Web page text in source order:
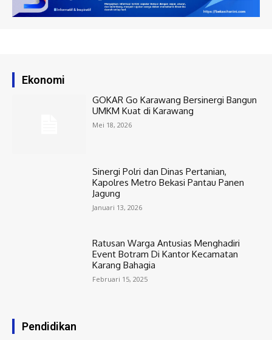
Ekonomi
GOKAR Go Karawang Bersinergi Bangun
UMKM Kuat di Karawang
Mei 18, 2026
Sinergi Polri dan Dinas Pertanian,
Kapolres Metro Bekasi Pantau Panen
Jagung
Januari 13, 2026
Ratusan Warga Antusias Menghadiri
Event Botram Di Kantor Kecamatan
Karang Bahagia
Februari 15, 2025
Pendidikan